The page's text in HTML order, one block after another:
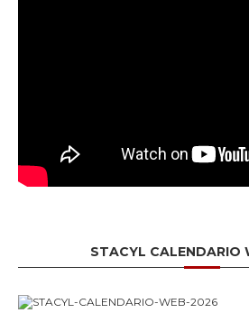
STACYL CALENDARIO